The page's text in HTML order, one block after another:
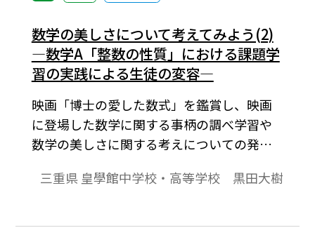
数学の美しさについて考えてみよう(2)
―数学A「整数の性質」における課題学
習の実践による生徒の変容―
映画「博士の愛した数式」を鑑賞し、映画
に登場した数学に関する事柄の調べ学習や
数学の美しさに関する考えについての発
の考えを深める実践を紹介する。本稿はそ
三重県 皇學館中学校・高等学校 黒田大樹